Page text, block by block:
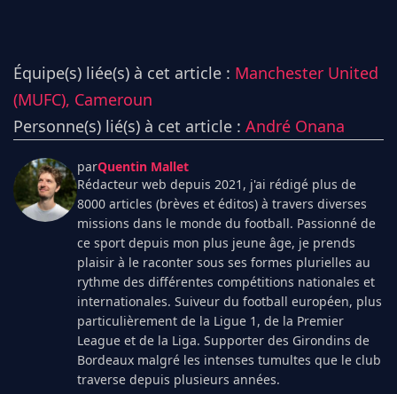
Équipe(s) liée(s) à cet article : Manchester United
(MUFC), Cameroun
Personne(s) lié(s) à cet article : André Onana
parQuentin Mallet
Rédacteur web depuis 2021, j'ai rédigé plus de
8000 articles (brèves et éditos) à travers diverses
missions dans le monde du football. Passionné de
ce sport depuis mon plus jeune âge, je prends
plaisir à le raconter sous ses formes plurielles au
rythme des différentes compétitions nationales et
internationales. Suiveur du football européen, plus
particulièrement de la Ligue 1, de la Premier
League et de la Liga. Supporter des Girondins de
Bordeaux malgré les intenses tumultes que le club
traverse depuis plusieurs années.